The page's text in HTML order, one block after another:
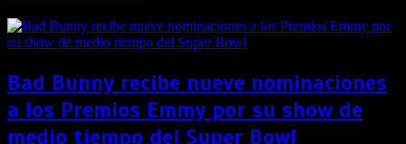
Bad Bunny recibe nueve nominaciones
a los Premios Emmy por su show de
medio tiempo del Super Bowl